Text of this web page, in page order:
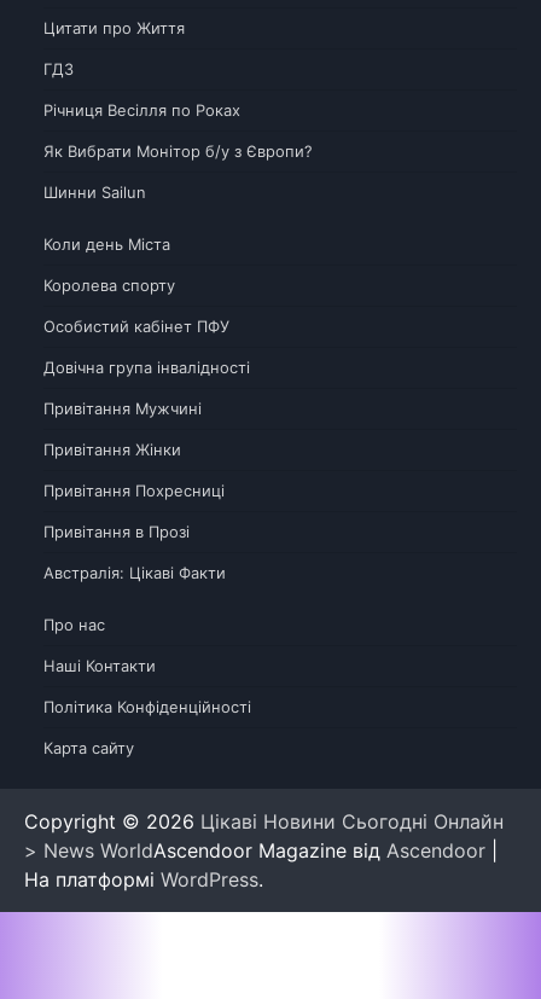
Цитати про Життя
ГДЗ
Річниця Весілля по Роках
Як Вибрати Монітор б/у з Європи?
Шинни Sailun
Коли день Міста
Королева спорту
Особистий кабінет ПФУ
Довічна група інвалідності
Привітання Мужчині
Привітання Жінки
Привітання Похресниці
Привітання в Прозі
Австралія: Цікаві Факти
Про нас
Наші Контакти
Політика Конфіденційності
Карта сайту
Copyright © 2026 Цікаві Новини Сьогодні Онлайн
> News WorldAscendoor Magazine від Ascendoor
На платформі WordPress.